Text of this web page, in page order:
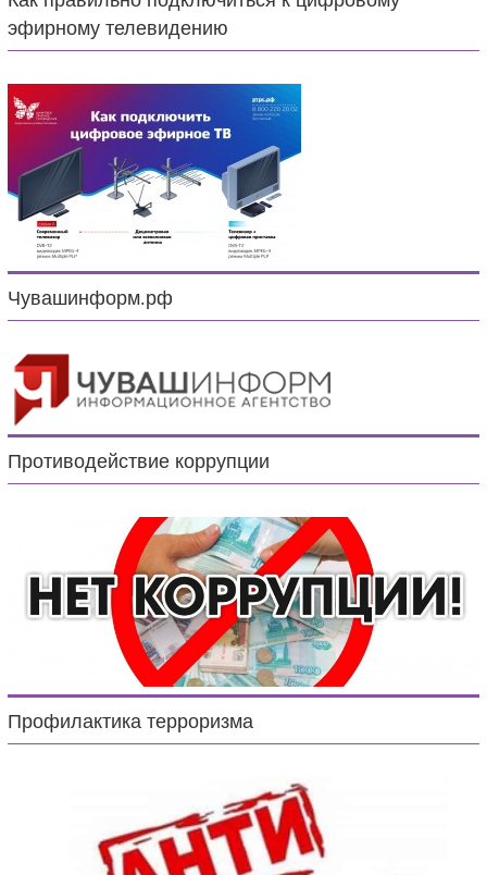
эфирному телевидению
Чувашинформ.рф
Противодействие коррупции
Профилактика терроризма